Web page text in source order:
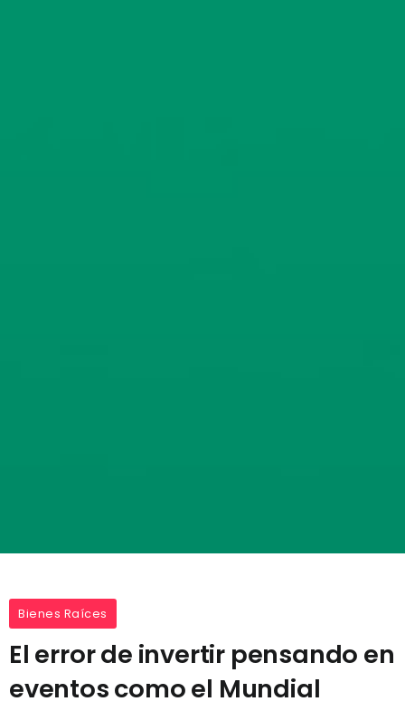
Bienes Raíces
El error de invertir pensando en
eventos como el Mundial